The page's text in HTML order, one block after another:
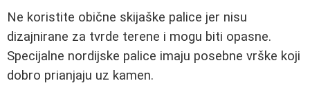
Ne koristite obične skijaške palice jer nisu
dizajnirane za tvrde terene i mogu biti opasne.
Specijalne nordijske palice imaju posebne vrške koji
dobro prianjaju uz kamen.